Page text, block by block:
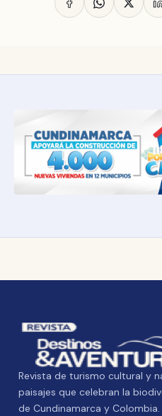
Revista de turismo cultural y
paisajes que celebran la
de Cundinamarca y Colombia.